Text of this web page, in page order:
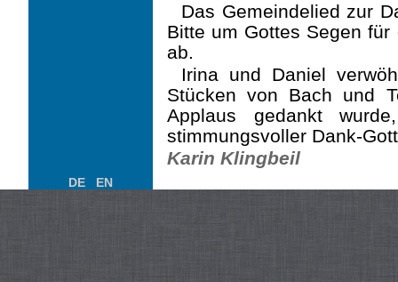
Das Gemeindelied zur
Bitte um Gottes Segen
ab.
Irina und Daniel
Stücken von Bach und
Applaus gedankt
stimmungsvoller Dank-
Karin Klingbeil
DE EN